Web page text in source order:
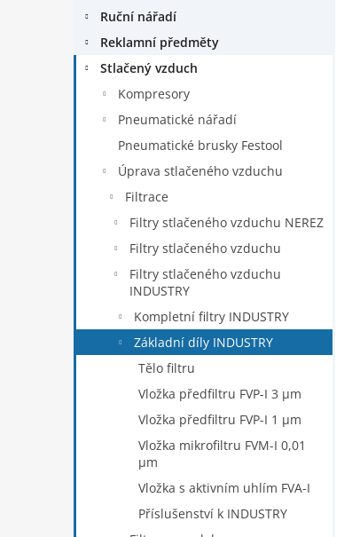
Ruční nářadí
Reklamní předměty
Stlačený vzduch
Kompresory
Pneumatické nářadí
Pneumatické brusky Festool
Úprava stlačeného vzduchu
Filtrace
Filtry stlačeného vzduchu NEREZ
Filtry stlačeného vzduchu
Filtry stlačeného vzduchu
INDUSTRY
Kompletní filtry INDUSTRY
Základní díly INDUSTRY
Tělo filtru
Vložka předfiltru FVP-I 3 µm
Vložka předfiltru FVP-I 1 µm
Vložka mikrofiltru FVM-I 0,01
µm
Vložka s aktivním uhlím FVA-I
Příslušenství k INDUSTRY